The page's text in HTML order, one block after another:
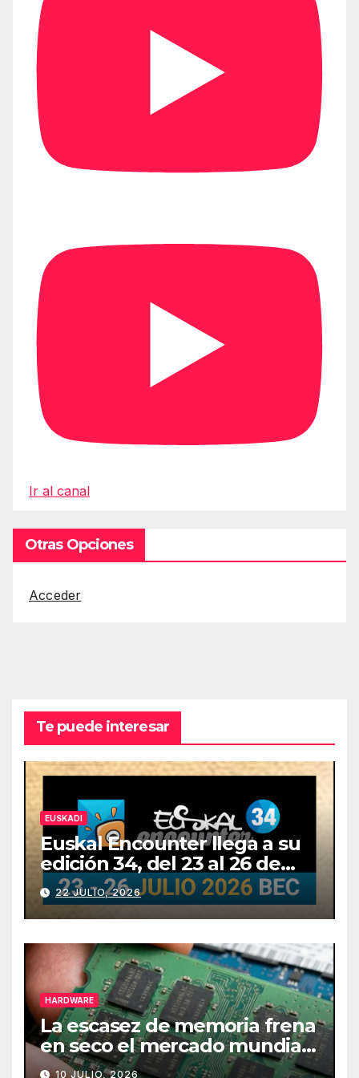
Ir al canal
Otras Opciones
Acceder
Te puede interesar
EUSKADI
Euskal Encounter llega a su
edición 34, del 23 al 26 de
julio
22 JULIO, 2026
HARDWARE
La escasez de memoria frena
en seco el mercado mundial
de PCs
10 JULIO, 2026